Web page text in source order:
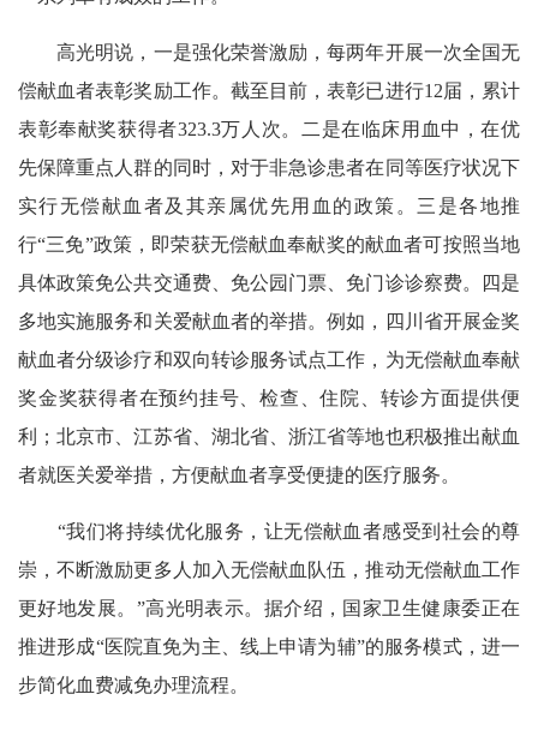
高光明说，一是强化荣誉激励，每两年开展一次全国无
偿献血者表彰奖励工作。截至目前，表彰已进行12届，累计
表彰奉献奖获得者323.3万人次。二是在临床用血中，在优
先保障重点人群的同时，对于非急诊患者在同等医疗状况下
实行无偿献血者及其亲属优先用血的政策。三是各地推
行“三免”政策，即荣获无偿献血奉献奖的献血者可按照当地
具体政策免公共交通费、免公园门票、免门诊诊察费。四是
多地实施服务和关爱献血者的举措。例如，四川省开展金奖
献血者分级诊疗和双向转诊服务试点工作，为无偿献血奉献
奖金奖获得者在预约挂号、检查、住院、转诊方面提供便
利；北京市、江苏省、湖北省、浙江省等地也积极推出献血
者就医关爱举措，方便献血者享受便捷的医疗服务。
“我们将持续优化服务，让无偿献血者感受到社会的尊
崇，不断激励更多人加入无偿献血队伍，推动无偿献血工作
更好地发展。”高光明表示。据介绍，国家卫生健康委正在
推进形成“医院直免为主、线上申请为辅”的服务模式，进一
步简化血费减免办理流程。